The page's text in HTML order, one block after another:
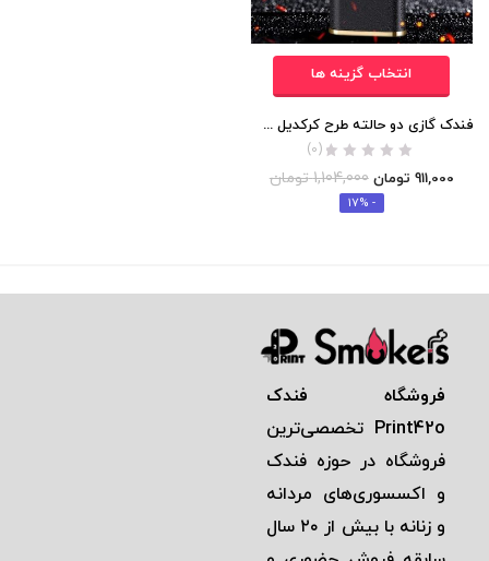
انتخاب گزینه ها
فندک گازی دو حالته طرح کرکدیل اورجینال
(0)
911,000 تومان 1,104,000 تومان
- 17%
فروشگاه فندک
Print42o تخصصی‌ترين
فروشگاه در حوزه فندک
و اكسسوری‌های مردانه
و زنانه با بيش از ٢٠ سال